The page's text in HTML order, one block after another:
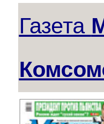
Газета